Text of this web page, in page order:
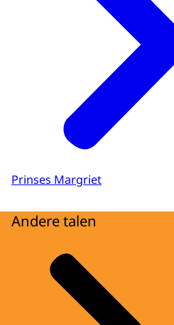
Prinses Margriet
Andere talen